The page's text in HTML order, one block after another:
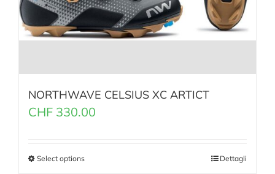
NORTHWAVE CELSIUS XC ARTICT
CHF 330.00
Select options Dettagli